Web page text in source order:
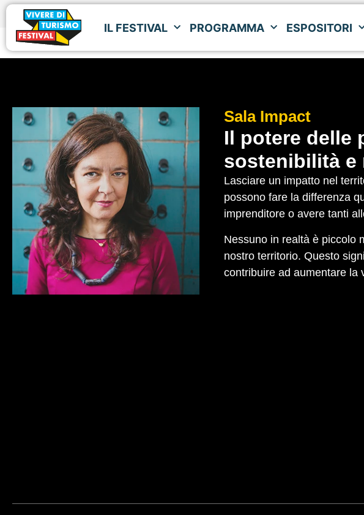
IL FESTIVAL PROGRAMMA ESPOSITORI
IL FESTIVAL PROGRAMMA ESPOSITORI
Sala Impact
Il potere delle
sostenibilità e
Lasciare un impatto nel
possono fare la differenza
imprenditore o avere tanti
Nessuno in realtà è piccolo
nostro territorio. Questo
contribuire ad aumentare la